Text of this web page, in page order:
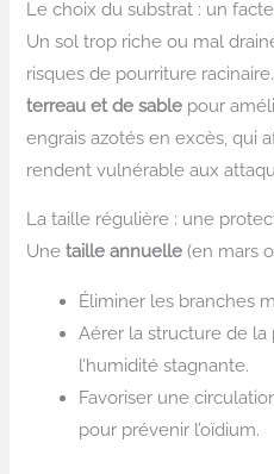
Le choix du substrat : un
Un sol trop riche ou mal
risques de pourriture
terreau et de sable pour
engrais azotés en excès, qui
rendent vulnérable aux
La taille régulière : une
Unetaille annuelle (en mars
Éliminer les branches
Aérer la structure de la
l’humidité stagnante.
Favoriser une
pour prévenir l’oïdium.